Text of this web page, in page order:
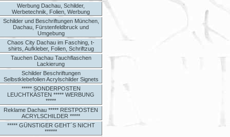
Werbung Dachau, Schilder,
Werbetechnik, Folien, Werbung
Schilder und Beschriftungen München,
Dachau, Fürstenfeldbruck und
Umgebung
Chaos City Dachau im Fasching, t-
shirts, Aufkleber, Folien, Schriftzug
Tauchen Dachau Tauchflaschen
Lackierung
Schilder Beschriftungen
Selbstklebefolien Acrylschilder Signets
***** SONDERPOSTEN
LEUCHTKÄSTEN ***** WERBUNG
*****
Reklame Dachau ***** RESTPOSTEN
ACRYLSCHILDER *****
***** GÜNSTIGER GEHT´S NICHT
******